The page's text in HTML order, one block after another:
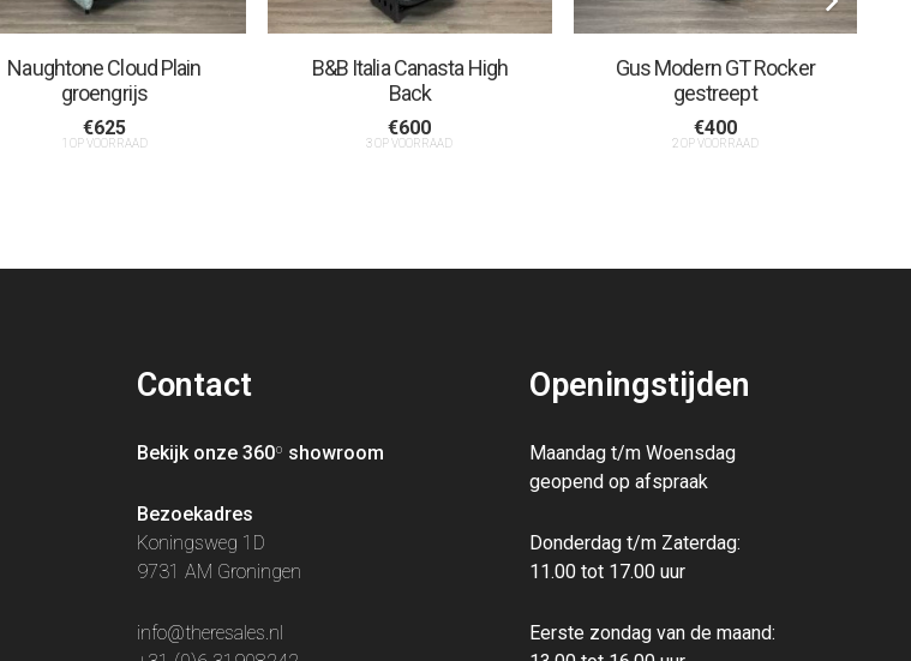
Naughtone Cloud Plain
groengrijs
€625
1 OP VOORRAAD
B&B Italia Canasta High
Back
€600
3 OP VOORRAAD
Gus Modern GT Rocker
gestreept
€400
2 OP VOORRAAD
Contact
Bekijk onze 360º showroom
Bezoekadres
Koningsweg 1D
9731 AM Groningen
info@theresales.nl
Openingstijden
Maandag t/m Woensdag
geopend op afspraak
Donderdag t/m Zaterdag:
11.00 tot 17.00 uur
Eerste zondag van de maand: